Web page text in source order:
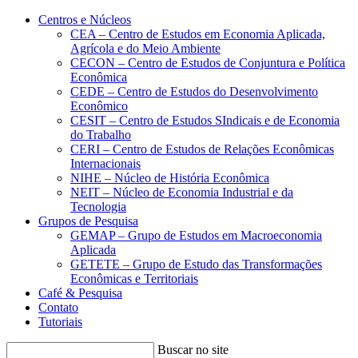
Conteúdo principal Menu principal
Centros e Núcleos
CEA – Centro de Estudos em Economia Aplicada,
Agrícola e do Meio Ambiente
CECON – Centro de Estudos de Conjuntura e Política
Econômica
CEDE – Centro de Estudos do Desenvolvimento
Econômico
CESIT – Centro de Estudos SIndicais e de Economia
do Trabalho
CERI – Centro de Estudos de Relações Econômicas
Internacionais
NIHE – Núcleo de História Econômica
NEIT – Núcleo de Economia Industrial e da
Tecnologia
Grupos de Pesquisa
GEMAP – Grupo de Estudos em Macroeconomia
Aplicada
GETETE – Grupo de Estudo das Transformações
Econômicas e Territoriais
Café & Pesquisa
Contato
Tutoriais
Buscar no site